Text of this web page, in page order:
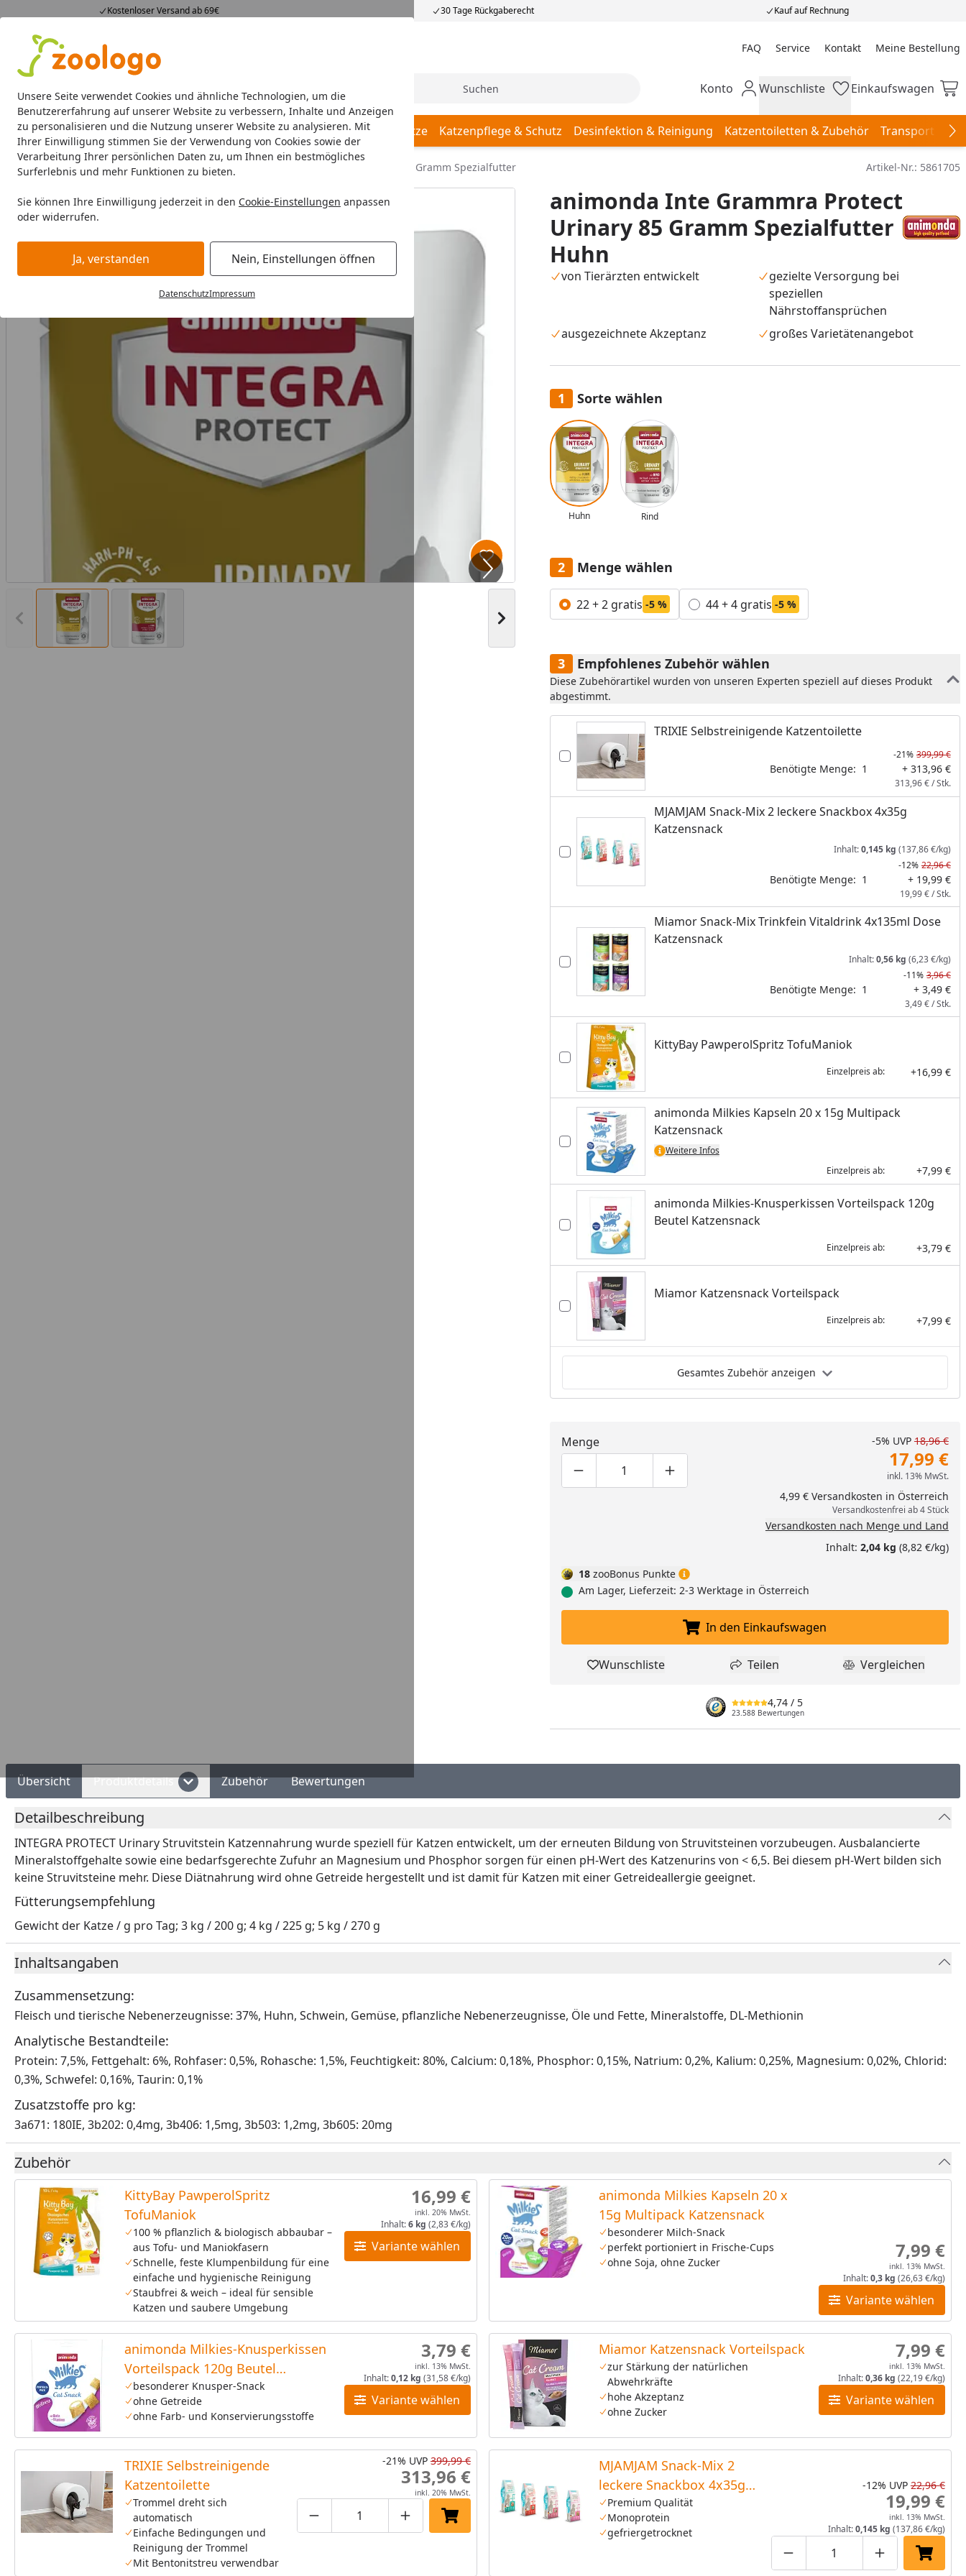
Unsere Seite verwendet Cookies und ähnliche Technologien, um die
Benutzererfahrung auf unserer Website zu verbessern, Inhalte und Anzeigen
zu personalisieren und die Nutzung unserer Website zu analysieren. Mit
Ihrer Einwilligung stimmen Sie der Verwendung von Cookies sowie der
Verarbeitung Ihrer persönlichen Daten zu, um Ihnen ein bestmögliches
Surferlebnis und mehr Funktionen zu bieten.
Sie können Ihre Einwilligung jederzeit in den Cookie-Einstellungen anpassen
oder widerrufen.
Ja, verstanden Nein, Einstellungen öffnen
DatenschutzImpressum
Kostenloser Versand ab 69€ 30 Tage Rückgaberecht Kauf auf Rechnung
4,74
23.588 Bewertungen FAQ Service Kontakt Meine Bestellung
Meine Bestellung
Alle Produkte
Alle Produkte Angebote Neuheiten Sommerhits Suche Mein Konto
Konto Wunschliste
Wunschliste Einkaufswagen
Einkaufswagen
Katze Katzenfutter Futternäpfe & Trinkbrunnen Katzenschlafplätze Katzenpflege & Schutz Desinfektion & Reinigung Katzentoiletten & Zubehör Transport &
Startseite
Katze Katzenfutter Diätfutter animonda Inte Grammra Protect Urinary 85 Gramm Spezialfutter Artikel-Nr.: 5861705
Vorheriges Bild anzeigen Nächstes Bild anzeigen
Produkt zur Wunschliste hinzufügen
animonda Inte Grammra Protect
Urinary 85 Gramm Spezialfutter
Huhn
von Tierärzten entwickelt
gezielte Versorgung bei
speziellen
Nährstoffansprüchen
ausgezeichnete Akzeptanz
großes Varietätenangebot
Sorte wählen
Alle anzeigen (2)
Huhn Rind
Menge wählen
Alle anzeigen (2)
22 + 2 gratis -5 % 44 + 4 gratis -5 %
Empfohlenes Zubehör wählen
Diese Zubehörartikel wurden von unseren Experten speziell auf dieses Produkt
abgestimmt.
TRIXIE Selbstreinigende Katzentoilette
-21% 399,99 €
Benötigte Menge: 1 + 313,96 €
313,96 € / Stk.
MJAMJAM Snack-Mix 2 leckere Snackbox 4x35g
Katzensnack
Inhalt:0,145 kg (137,86 €/kg)
-12% 22,96 €
Benötigte Menge: 1 + 19,99 €
19,99 € / Stk.
Miamor Snack-Mix Trinkfein Vitaldrink 4x135ml Dose
Katzensnack
Inhalt:0,56 kg (6,23 €/kg)
-11% 3,96 €
Benötigte Menge: 1 + 3,49 €
3,49 € / Stk.
KittyBay PawperolSpritz TofuManiok
Einzelpreis ab: +16,99 €
animonda Milkies Kapseln 20 x 15g Multipack
Katzensnack
Weitere Infos
Einzelpreis ab:
+7,99 €
animonda Milkies-Knusperkissen Vorteilspack 120g
Beutel Katzensnack
Einzelpreis ab: +3,79 €
Miamor Katzensnack Vorteilspack
Einzelpreis ab: +7,99 €
Gesamtes Zubehör anzeigen
Menge
Produktmenge um eins verringern
Produktmenge manuell eingeben
Produktmenge um eins erhöhen
-5% UVP 18,96 €
17,99 €
inkl. 13% MwSt.
4,99 € Versandkosten in Österreich
Versandkostenfrei ab 4 Stück
Versandkosten nach Menge und Land
Inhalt: 2,04 kg (8,82 €/kg)
18 zooBonus Punkte
Am Lager, Lieferzeit: 2-3 Werktage in Österreich
In den Einkaufswagen legen
In den Einkaufswagen
Produkt zur Wunschliste hinzufügen
Wunschliste Teilen
Teilen Produkt
Vergleichen
4,74 / 5
23.588 Bewertungen
Übersicht Produktdetails Zubehör Bewertungen
Detailbeschreibung
INTEGRA PROTECT Urinary Struvitstein Katzennahrung wurde speziell für Katzen entwickelt, um der erneuten Bildung von Struvitsteinen vorzubeugen. Ausbalancierte
Mineralstoffgehalte sowie eine bedarfsgerechte Zufuhr an Magnesium und Phosphor sorgen für einen pH-Wert des Katzenurins von < 6,5. Bei diesem pH-Wert bilden sich
keine Struvitsteine mehr. Diese Diätnahrung wird ohne Getreide hergestellt und ist damit für Katzen mit einer Getreideallergie geeignet.
Fütterungsempfehlung
Gewicht der Katze / g pro Tag; 3 kg / 200 g; 4 kg / 225 g; 5 kg / 270 g
Inhaltsangaben
Zusammensetzung:
Fleisch und tierische Nebenerzeugnisse: 37%, Huhn, Schwein, Gemüse, pflanzliche Nebenerzeugnisse, Öle und Fette, Mineralstoffe, DL-Methionin
Analytische Bestandteile:
Protein: 7,5%, Fettgehalt: 6%, Rohfaser: 0,5%, Rohasche: 1,5%, Feuchtigkeit: 80%, Calcium: 0,18%, Phosphor: 0,15%, Natrium: 0,2%, Kalium: 0,25%, Magnesium: 0,02%, Chlorid:
0,3%, Schwefel: 0,16%, Taurin: 0,1%
Zusatzstoffe pro kg:
3a671: 180IE, 3b202: 0,4mg, 3b406: 1,5mg, 3b503: 1,2mg, 3b605: 20mg
Zubehör
KittyBay PawperolSpritz
TofuManiok
100 % pflanzlich & biologisch abbaubar –
aus Tofu- und Maniokfasern
Schnelle, feste Klumpenbildung für eine
einfache und hygienische Reinigung
Staubfrei & weich – ideal für sensible
Katzen und saubere Umgebung
Variante wählen
16,99 €
inkl. 20% MwSt.
Inhalt:6 kg (2,83 €/kg)
animonda Milkies Kapseln 20 x
15g Multipack Katzensnack
besonderer Milch-Snack
perfekt portioniert in Frische-Cups
ohne Soja, ohne Zucker
Variante wählen
7,99 €
inkl. 13% MwSt.
Inhalt:0,3 kg (26,63 €/kg)
animonda Milkies-Knusperkissen
Vorteilspack 120g Beutel
Katzensnack
besonderer Knusper-Snack
ohne Getreide
ohne Farb- und Konservierungsstoffe
Variante wählen
3,79 €
inkl. 13% MwSt.
Inhalt:0,12 kg (31,58 €/kg)
Miamor Katzensnack Vorteilspack
zur Stärkung der natürlichen
Abwehrkräfte
hohe Akzeptanz
ohne Zucker
Variante wählen
7,99 €
inkl. 13% MwSt.
Inhalt:0,36 kg (22,19 €/kg)
TRIXIE Selbstreinigende
Katzentoilette
Trommel dreht sich
automatisch
Einfache Bedingungen und
Reinigung der Trommel
Mit Bentonitstreu verwendbar
Produktmenge um eins verringern
Produktmenge manuell eingeben
Produktmenge um eins erhöhen
In den Einkaufswagen legen
-21% UVP 399,99 €
313,96 €
inkl. 20% MwSt.
MJAMJAM Snack-Mix 2
leckere Snackbox 4x35g
Katzensnack
Premium Qualität
Monoprotein
gefriergetrocknet
Produktmenge um eins
Produktmenge manuell
Produktmenge
In den
-12% UVP 22,96 €
19,99 €
inkl. 13% MwSt.
Inhalt:0,145 kg (137,86 €/kg)